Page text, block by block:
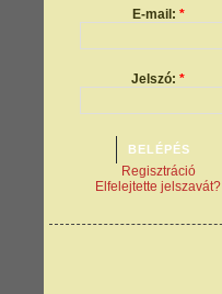
E-mail: *
Jelszó: *
Regisztráció
Elfelejtette jelszavát?